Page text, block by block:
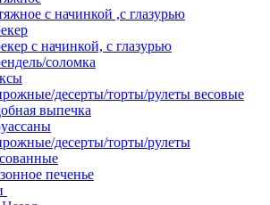
с начинкой ,с глазурью
с начинкой, с глазурью
соломка
десерты/торты/рулеты весовые
выпечка
десерты/торты/рулеты
печенье